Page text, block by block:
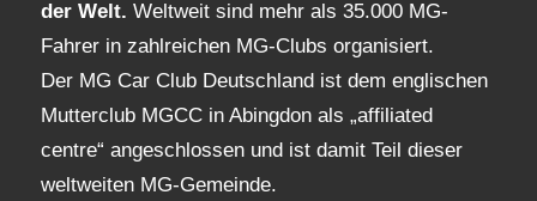
der Welt. Weltweit sind mehr als 35.000 MG-
Fahrer in zahlreichen MG-Clubs organisiert.
Der MG Car Club Deutschland ist dem englischen
Mutterclub MGCC in Abingdon als „affiliated
centre“ angeschlossen und ist damit Teil dieser
weltweiten MG-Gemeinde.